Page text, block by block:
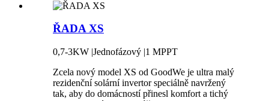
ŘADA XS
0,7-3KW |Jednofázový |1 MPPT
Zcela nový model XS od GoodWe je ultra malý
rezidenční solární invertor speciálně navržený
tak, aby do domácností přinesl komfort a tichý